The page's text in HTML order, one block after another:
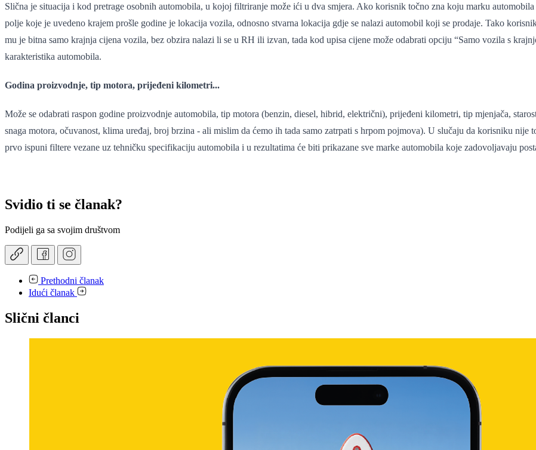
Slična je situacija i kod pretrage osobnih automobila, u kojoj filtriranje može ići u dva smjera. Ako korisnik točno zna koju marku
polje koje je uvedeno krajem prošle godine je lokacija vozila, odnosno stvarna lokacija gdje se nalazi automobil koji se prodaje. Tako
mu je bitna samo krajnja cijena vozila, bez obzira nalazi li se u RH ili izvan, tada kod upisa cijene može odabrati opciju “Samo vozila s
karakteristika automobila.
Godina proizvodnje, tip motora, prijeđeni kilometri...
Može se odabrati raspon godine proizvodnje automobila, tip motora (benzin, diesel, hibrid, električni), prijeđeni kilometri, tip mjenjača,
snaga motora, očuvanost, klima uređaj, broj brzina - ali mislim da ćemo ih tada samo zatrpati s hrpom pojmova). U slučaju da korisniku
prvo ispuni filtere vezane uz tehničku specifikaciju automobila i u rezultatima će biti prikazane sve marke automobila koje zadovoljavaju
Svidio ti se članak?
Podijeli ga sa svojim društvom
Prethodni članak
Idući članak
Slični članci